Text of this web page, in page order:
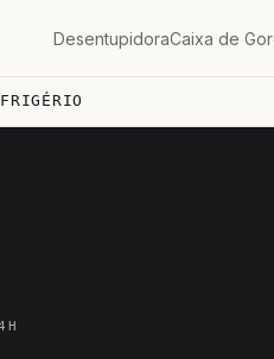
DesentupidoraCaixa de